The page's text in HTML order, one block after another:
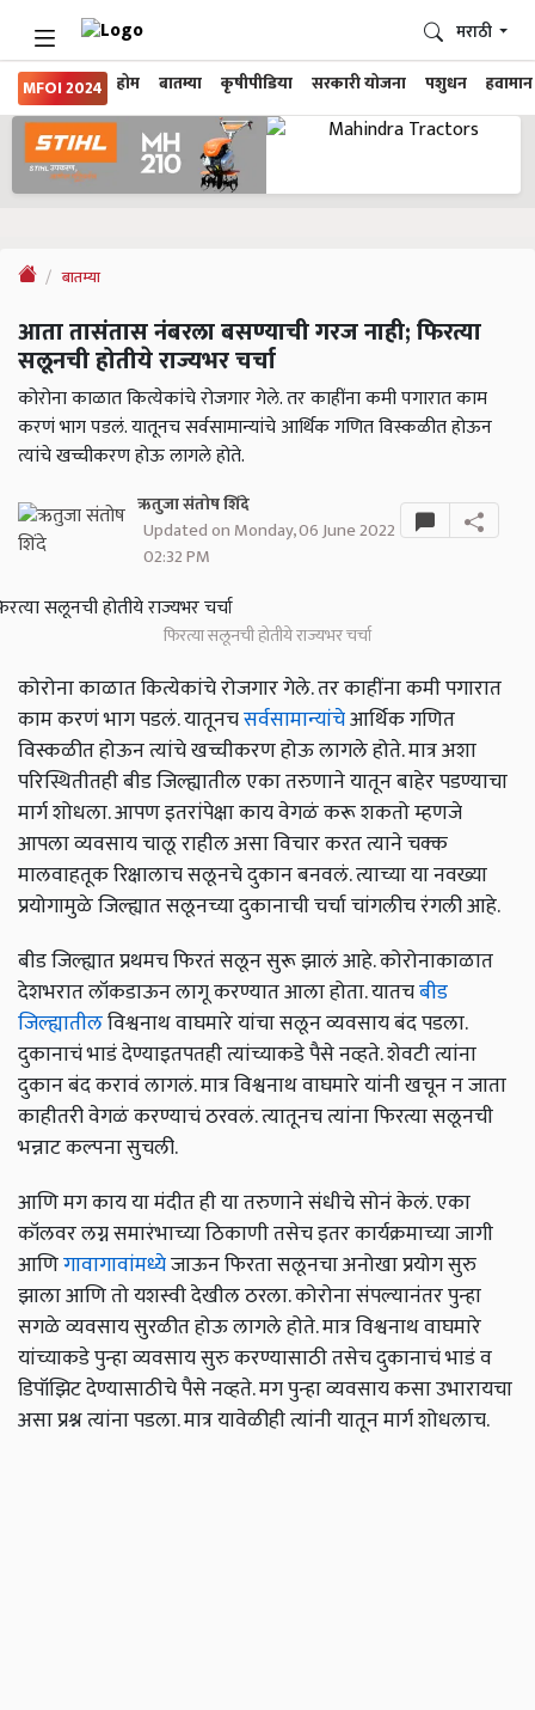
MFOI 2024 होम बातम्या कृषीपीडिया सरकारी योजना पशुधन हवामान
मराठी
बातम्या
आता तासंतास नंबरला बसण्याची गरज नाही; फिरत्या
सलूनची होतीये राज्यभर चर्चा
कोरोना काळात कित्येकांचे रोजगार गेले. तर काहींना कमी पगारात काम
करणं भाग पडलं. यातूनच सर्वसामान्यांचे आर्थिक गणित विस्कळीत होऊन
त्यांचे खच्चीकरण होऊ लागले होते.
ऋतुजा संतोष शिंदे
Updated on Monday, 06 June 2022
02:32 PM
फिरत्या सलूनची होतीये राज्यभर चर्चा
कोरोना काळात कित्येकांचे रोजगार गेले. तर काहींना कमी पगारात
काम करणं भाग पडलं. यातूनचसर्वसामान्यांचेआर्थिक गणित
विस्कळीत होऊन त्यांचे खच्चीकरण होऊ लागले होते. मात्र अशा
परिस्थितीतही बीड जिल्ह्यातील एका तरुणाने यातून बाहेर पडण्याचा
मार्ग शोधला. आपण इतरांपेक्षा काय वेगळं करू शकतो म्हणजे
आपला व्यवसाय चालू राहील असा विचार करत त्याने चक्क
मालवाहतूक रिक्षालाच सलूनचे दुकान बनवलं. त्याच्या या नवख्या
प्रयोगामुळे जिल्ह्यात सलूनच्या दुकानाची चर्चा चांगलीच रंगली आहे.
बीड जिल्ह्यात प्रथमच फिरतं सलून सुरू झालं आहे. कोरोनाकाळात
देशभरात लॉकडाऊन लागू करण्यात आला होता. यातचबीड
जिल्ह्यातीलविश्वनाथ वाघमारे यांचा सलून व्यवसाय बंद पडला.
दुकानाचं भाडं देण्याइतपतही त्यांच्याकडे पैसे नव्हते. शेवटी त्यांना
दुकान बंद करावं लागलं. मात्र विश्वनाथ वाघमारे यांनी खचून न जाता
काहीतरी वेगळं करण्याचं ठरवलं. त्यातूनच त्यांना फिरत्या सलूनची
भन्नाट कल्पना सुचली.
आणि मग काय या मंदीत ही या तरुणाने संधीचे सोनं केलं. एका
कॉलवर लग्न समारंभाच्या ठिकाणी तसेच इतर कार्यक्रमाच्या जागी
आणिगावागावांमध्येजाऊन फिरता सलूनचा अनोखा प्रयोग सुरु
झाला आणि तो यशस्वी देखील ठरला. कोरोना संपल्यानंतर पुन्हा
सगळे व्यवसाय सुरळीत होऊ लागले होते. मात्र विश्वनाथ वाघमारे
यांच्याकडे पुन्हा व्यवसाय सुरु करण्यासाठी तसेच दुकानाचं भाडं व
डिपॉझिट देण्यासाठीचे पैसे नव्हते. मग पुन्हा व्यवसाय कसा उभारायचा
असा प्रश्न त्यांना पडला. मात्र यावेळीही त्यांनी यातून मार्ग शोधलाच.